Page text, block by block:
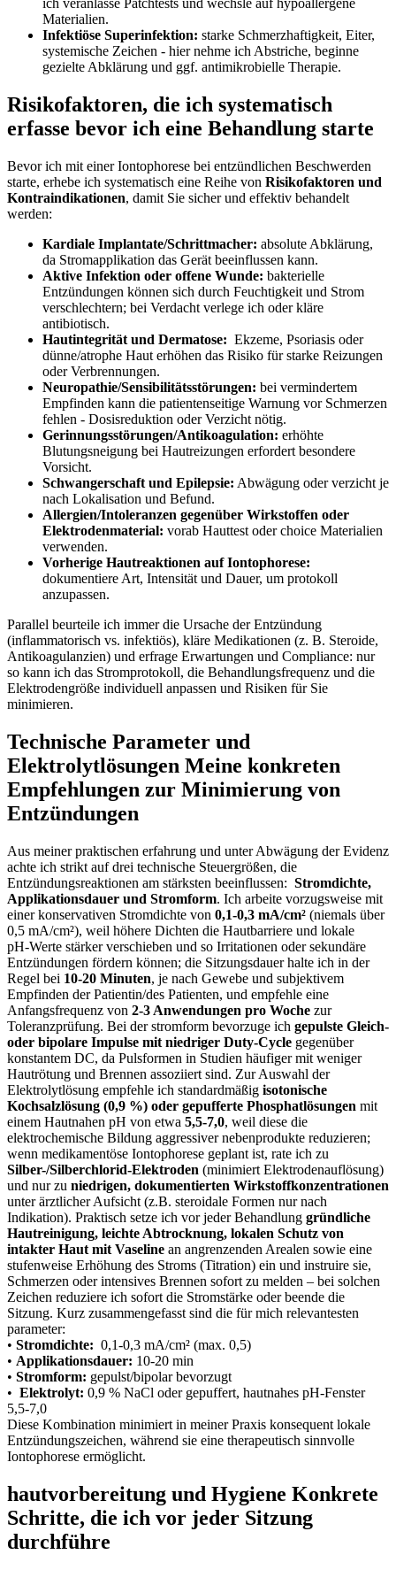
‍ich⁢ veranlasse Patchtests und‌ wechsle auf hypoallergene‌
Materialien.
Infektiöse​ Superinfektion: starke‍ Schmerzhaftigkeit, Eiter,‌
systemische Zeichen -⁣ hier nehme ich Abstriche, beginne⁣
gezielte Abklärung und ggf. antimikrobielle Therapie.
Risikofaktoren, die ich systematisch
erfasse bevor ich eine‍ Behandlung⁤ starte
Bevor ich mit ⁣einer‌ Iontophorese bei‍ entzündlichen Beschwerden
starte, ⁢erhebe ich systematisch eine Reihe von Risikofaktoren und
Kontraindikationen,⁤ damit Sie sicher⁣ und ‍effektiv behandelt
⁢werden:
Kardiale Implantate/Schrittmacher: absolute Abklärung,
da Stromapplikation das Gerät beeinflussen kann.
Aktive Infektion oder ⁣offene Wunde: bakterielle
⁢Entzündungen ‍können sich durch Feuchtigkeit und Strom
verschlechtern; bei Verdacht verlege ich⁢ oder kläre
antibiotisch.
Hautintegrität ‌und ‌Dermatose: ‌ Ekzeme, Psoriasis oder
dünne/atrophe Haut erhöhen⁣ das Risiko für starke ​Reizungen
oder Verbrennungen.
Neuropathie/Sensibilitätsstörungen: bei vermindertem
Empfinden kann die patientenseitige ⁢Warnung⁣ vor Schmerzen
fehlen ‌- Dosisreduktion ⁣oder Verzicht nötig.
Gerinnungsstörungen/Antikoagulation: erhöhte
Blutungsneigung ‍bei Hautreizungen ⁢erfordert besondere
Vorsicht.
Schwangerschaft und Epilepsie: Abwägung oder verzicht⁤ je
⁢nach ⁢Lokalisation⁣ und Befund.
Allergien/Intoleranzen gegenüber Wirkstoffen ⁣oder ​
Elektrodenmaterial: vorab Hauttest oder ⁢choice Materialien⁢
verwenden.
Vorherige ⁣Hautreaktionen auf Iontophorese:
‌dokumentiere​ Art, Intensität und ‍Dauer, um protokoll
anzupassen.
Parallel beurteile ich immer die Ursache der Entzündung
(inflammatorisch vs. infektiös),⁢ kläre Medikationen (z. B. Steroide,
Antikoagulanzien)​ und erfrage Erwartungen und Compliance: nur
so kann ich​ das Stromprotokoll, die Behandlungsfrequenz und die
Elektrodengröße individuell anpassen und Risiken‌ für Sie
minimieren.
Technische Parameter und
Elektrolytlösungen ​Meine konkreten
Empfehlungen zur Minimierung von
⁣Entzündungen
Aus meiner ⁤praktischen erfahrung und unter Abwägung der⁣ Evidenz
⁣achte ich strikt ​auf drei technische Steuergrößen, die
Entzündungsreaktionen am stärksten beeinflussen: ‌ Stromdichte,
‍Applikationsdauer und Stromform. Ich arbeite‌ vorzugsweise mit
einer konservativen Stromdichte von 0,1-0,3⁤ mA/cm² (niemals über
0,5 mA/cm²), ‌weil höhere Dichten die ⁤Hautbarriere und lokale⁤
pH‑Werte stärker verschieben und so Irritationen ⁤oder sekundäre
Entzündungen fördern können; die Sitzungsdauer halte​ ich in der
Regel bei 10-20 Minuten, je ⁤nach ⁢Gewebe und subjektivem
Empfinden der Patientin/des Patienten, ⁤und empfehle eine⁤
Anfangsfrequenz​ von 2-3 Anwendungen pro Woche zur​
Toleranzprüfung. Bei der stromform ​bevorzuge ich gepulste Gleich-
⁣oder bipolare Impulse mit niedriger Duty‑Cycle gegenüber​
konstantem DC, da ‍Pulsformen‍ in⁤ Studien häufiger mit weniger
Hautrötung und⁤ Brennen assoziiert sind.⁤ Zur Auswahl der
Elektrolytlösung empfehle ich standardmäßig isotonische
Kochsalzlösung ‌(0,9 ⁢%) oder gepufferte ⁢Phosphatlösungen mit
einem Hautnahen ‍pH von etwa 5,5-7,0, weil diese die
elektrochemische Bildung aggressiver ⁣nebenprodukte reduzieren;
‌wenn medikamentöse Iontophorese geplant ist,⁤ rate ich​ zu⁣
Silber-/Silberchlorid‑Elektroden (minimiert ⁤Elektrodenauflösung)‍
und nur zu niedrigen, dokumentierten Wirkstoffkonzentrationen
unter ärztlicher Aufsicht (z.B. steroidale Formen nur ⁣nach
Indikation). Praktisch setze ich ⁤vor jeder ‍Behandlung gründliche
Hautreinigung, leichte ⁢Abtrocknung, lokalen Schutz⁢ von
intakter Haut ‍mit Vaseline an⁢ angrenzenden Arealen sowie eine
stufenweise Erhöhung des ⁣Stroms (Titration) ‍ein und instruire sie,
Schmerzen oder⁣ intensives⁢ Brennen sofort zu melden – bei ⁢solchen
Zeichen reduziere ich sofort⁤ die Stromstärke‍ oder beende die
Sitzung. ‍Kurz ‌zusammengefasst sind die ⁤für mich ‌relevantesten
‌parameter:
• Stromdichte: ‌ 0,1-0,3 mA/cm² (max. ‌0,5)
• Applikationsdauer: 10-20 min
• Stromform: gepulst/bipolar​ bevorzugt
• ​ Elektrolyt: 0,9 % NaCl oder gepuffert, hautnahes pH‑Fenster
5,5-7,0
Diese Kombination minimiert in meiner‍ Praxis konsequent lokale
Entzündungszeichen, ⁢während‌ sie eine therapeutisch sinnvolle
Iontophorese ermöglicht.
hautvorbereitung und‌ Hygiene Konkrete
Schritte, die ich vor jeder Sitzung
durchführe